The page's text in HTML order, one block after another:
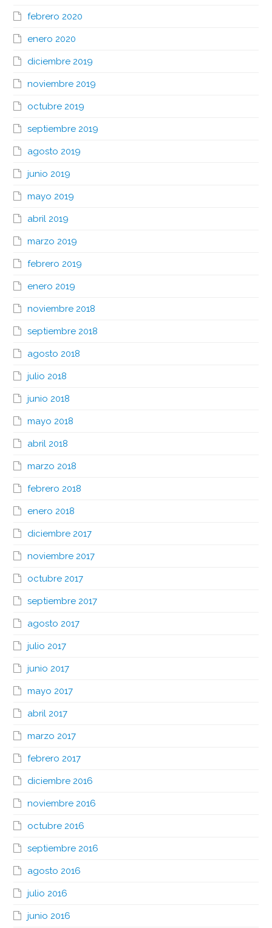
febrero 2020
enero 2020
diciembre 2019
noviembre 2019
octubre 2019
septiembre 2019
agosto 2019
junio 2019
mayo 2019
abril 2019
marzo 2019
febrero 2019
enero 2019
noviembre 2018
septiembre 2018
agosto 2018
julio 2018
junio 2018
mayo 2018
abril 2018
marzo 2018
febrero 2018
enero 2018
diciembre 2017
noviembre 2017
octubre 2017
septiembre 2017
agosto 2017
julio 2017
junio 2017
mayo 2017
abril 2017
marzo 2017
febrero 2017
diciembre 2016
noviembre 2016
octubre 2016
septiembre 2016
agosto 2016
julio 2016
junio 2016